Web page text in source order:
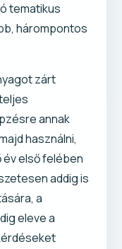
tematikus
hárompontos
zárt
annak
használni,
év első felében
addig is
a
eleve a